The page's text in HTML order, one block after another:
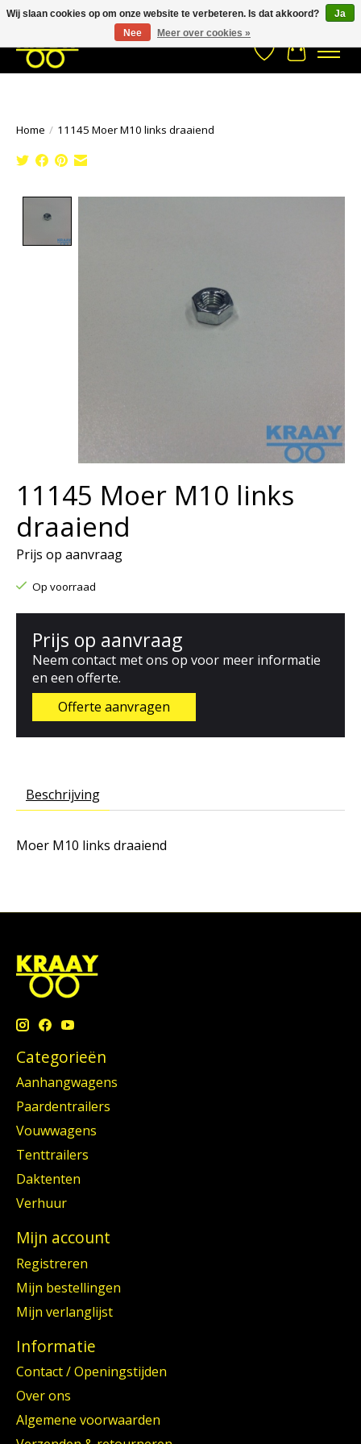
033- 2470 538 info@kraaybv.com Stuur een Whatsapp bericht
Verlanglijst
Home / 11145 Moer M10 links draaiend
11145 Moer M10 links
draaiend
Prijs op aanvraag
Op voorraad
Prijs op aanvraag
Neem contact met ons op voor meer informatie
en een offerte.
Offerte aanvragen
Beschrijving
Moer M10 links draaiend
Categorieën
Aanhangwagens
Paardentrailers
Vouwwagens
Tenttrailers
Daktenten
Verhuur
Mijn account
Registreren
Mijn bestellingen
Mijn verlanglijst
Informatie
Contact / Openingstijden
Over ons
Algemene voorwaarden
Wij slaan cookies op om onze website te verbeteren. Is dat akkoord?
Ja
Nee
Meer over cookies »